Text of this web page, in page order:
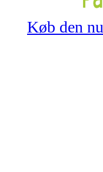
Køb den nu